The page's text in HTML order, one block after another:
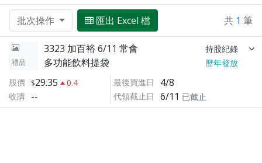
批次操作 匯出 Excel 檔 共 1 筆
禮品
3323 加百裕 6/11 常會 持股紀錄
多功能飲料提袋
歷年發放
股價
29.35
0.4
收購 --
最後買進日 4/8
代領截止日 6/11 已截止